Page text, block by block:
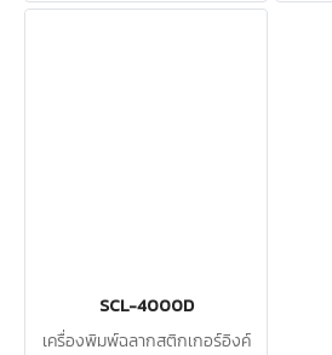
SCL-4000D
เครื่องพิมพ์ฉลากสติกเกอร์อิงค์